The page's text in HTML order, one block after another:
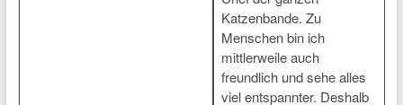
Katzenbande. Zu
Menschen bin ich
mittlerweile auch
freundlich und sehe alles
viel entspannter. Deshalb